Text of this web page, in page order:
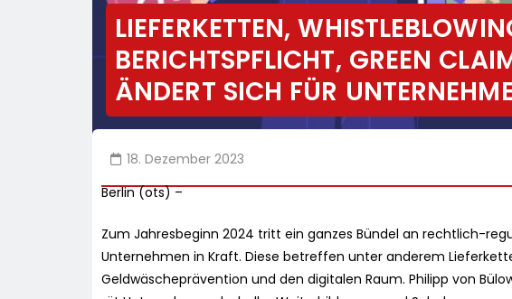
LIEFERKETTEN,
BERICHTSPFLICHT, GREEN
ÄNDERT SICH FÜR
18. Dezember 2023
Berlin (ots) –
Zum Jahresbeginn 2024 tritt ein ganzes Bündel an rechtlich-
Unternehmen in Kraft. Diese betreffen unter anderem
Geldwäscheprävention und den digitalen Raum. Philipp von